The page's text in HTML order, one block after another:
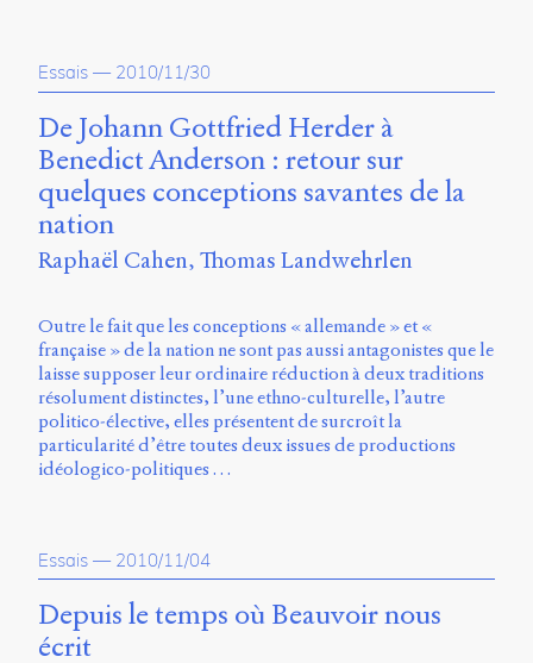
Monjour,
Sauret
et
Marcello
Vitali-
Rosati,
2018
2020.
Essais — 2010/11/30
De Johann Gottfried Herder à
Benedict Anderson : retour sur
quelques conceptions savantes de la
nation
Raphaël Cahen Thomas Landwehrlen
Outre le fait que les conceptions « allemande » et «
française » de la nation ne sont pas aussi antagonistes que le
laisse supposer leur ordinaire réduction à deux traditions
résolument distinctes, l’une ethno-culturelle, l’autre
politico-élective, elles présentent de surcroît la
particularité d’être toutes deux issues de productions
idéologico-politiques …
Essais — 2010/11/04
Depuis le temps où Beauvoir nous
écrit